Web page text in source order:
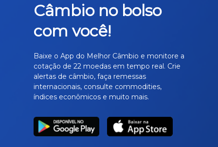
Câmbio no bolso
com você!
Baixe o App do Melhor Câmbio e monitore a
cotação de 22 moedas em tempo real. Crie
alertas de câmbio, faça remessas
internacionais, consulte commodities,
índices econômicos e muito mais.